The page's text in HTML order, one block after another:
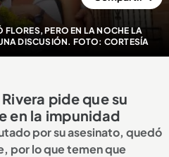
FLORES, PERO EN LA NOCHE LA
DISCUSIÓN. FOTO: CORTESÍA
pide que su
en la impunidad
por su asesinato, quedó
por lo que temen que